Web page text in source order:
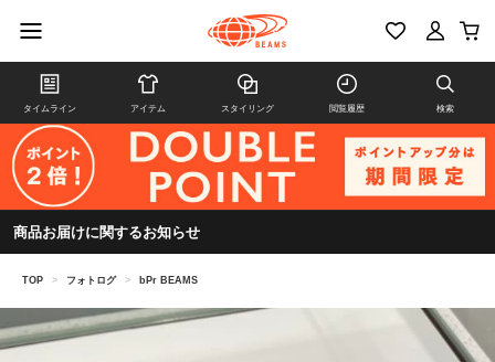
タイムライン アイテム スタイリング 閲覧履歴 検索
商品お届けに関するお知らせ
TOP > フォトログ > bPr BEAMS